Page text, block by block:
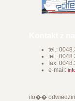
tel.:
tel.:
fax:
e-mail:
ilo��